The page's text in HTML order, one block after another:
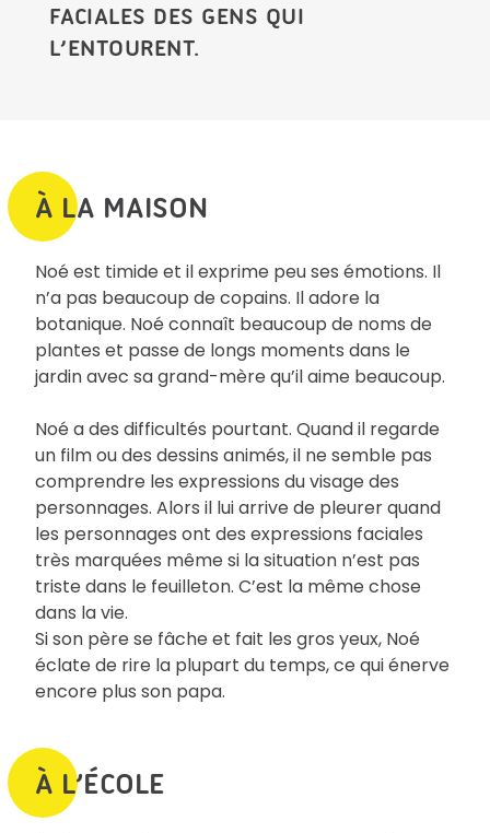
FACIALES DES GENS QUI
L’ENTOURENT.
À LA MAISON
Noé est timide et il exprime peu ses émotions. Il
n’a pas beaucoup de copains. Il adore la
botanique. Noé connaît beaucoup de noms de
plantes et passe de longs moments dans le
jardin avec sa grand-mère qu’il aime beaucoup.
Noé a des difficultés pourtant. Quand il regarde
un film ou des dessins animés, il ne semble pas
comprendre les expressions du visage des
personnages. Alors il lui arrive de pleurer quand
les personnages ont des expressions faciales
très marquées même si la situation n’est pas
triste dans le feuilleton. C’est la même chose
dans la vie.
Si son père se fâche et fait les gros yeux, Noé
éclate de rire la plupart du temps, ce qui énerve
encore plus son papa.
À L’ÉCOLE